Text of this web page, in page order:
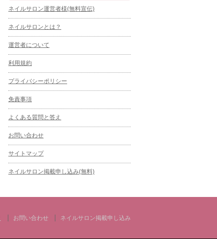
ネイルサロン運営者様(無料宣伝)
ネイルサロンとは？
運営者について
利用規約
プライバシーポリシー
免責事項
よくある質問と答え
お問い合わせ
サイトマップ
ネイルサロン掲載申し込み(無料)
お問い合わせ ネイルサロン掲載申し込み